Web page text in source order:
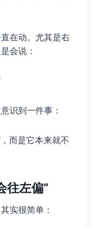
在动。尤其是右
会说：
识到一件事：
而是它本来就不
往左偏”
实很简单：